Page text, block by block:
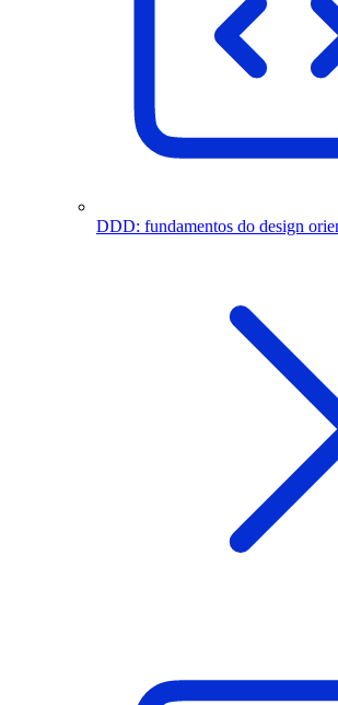
DDD: fundamentos do design